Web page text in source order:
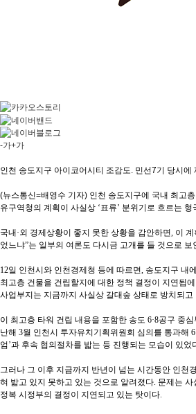
-가+가
인천 송도지구 아이코어시티 조감도. 민선7기 당시
(뉴스통신=배영수 기자) 인천 송도지구에 국내 최고
유구역청의 계획이 사실상 ‘표류’ 분위기로 흐르는 형
국내 ·외 경제상황이 좋지 못한 상황을 감안하면, 이 계
었느냐”는 일부의 여론도 다시금 고개를 들 것으로 보
12일 인천시와 인천경제청 등에 따르면, 송도지구 내
최고층 건물을 건립할지에 대한 정책 결정이 지연됨
사업부지는 지금까지 사실상 갈대숲 상태로 방치되고
이 최고층 타워 건립 내용을 포함한 송도 6·8공구 중심
난해 3월 인천시 투자유치기획위원회 심의를 통과해 6
엄 ’과 후속 협의절차를 밟는 등 진행되는 모습이 있었
그러나 그 이후 지금까지 반년이 넘는 시간동안 인천
혀 밟고 있지 못하고 있는 것으로 알려졌다. 문제는 사
정복 시정부의 결정이 지연되고 있는 탓이다.